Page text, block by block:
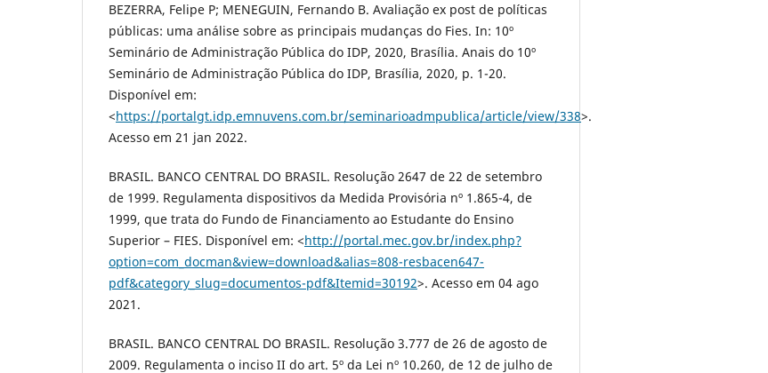
BEZERRA, Felipe P; MENEGUIN, Fernando B. Avaliação ex post de políticas
públicas: uma análise sobre as principais mudanças do Fies. In: 10º
Seminário de Administração Pública do IDP, 2020, Brasília. Anais do 10º
Seminário de Administração Pública do IDP, Brasília, 2020, p. 1-20.
Disponível em:
<https://portalgt.idp.emnuvens.com.br/seminarioadmpublica/article/view/338>.
Acesso em 21 jan 2022.
BRASIL. BANCO CENTRAL DO BRASIL. Resolução 2647 de 22 de setembro
de 1999. Regulamenta dispositivos da Medida Provisória nº 1.865-4, de
1999, que trata do Fundo de Financiamento ao Estudante do Ensino
Superior – FIES. Disponível em: <http://portal.mec.gov.br/index.php?
option=com_docman&view=download&alias=808-resbacen647-
pdf&category_slug=documentos-pdf&Itemid=30192>. Acesso em 04 ago
2021.
BRASIL. BANCO CENTRAL DO BRASIL. Resolução 3.777 de 26 de agosto de
2009. Regulamenta o inciso II do art. 5º da Lei nº 10.260, de 12 de julho de